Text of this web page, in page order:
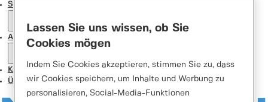
Support Center
Aktionen
Kontakt
Über uns
Lassen Sie uns wissen, ob Sie
Cookies mögen
Indem Sie Cookies akzeptieren, stimmen Sie zu, dass
wir Cookies speichern, um Inhalte und Werbung zu
personalisieren, Social-Media-Funktionen